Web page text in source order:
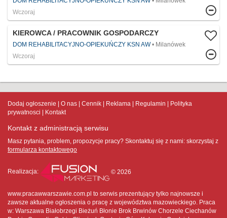
Wczoraj
KIEROWCA / PRACOWNIK GOSPODARCZY
DOM REHABILITACYJNO-OPIEKUŃCZY KSN AW
Milanówek
Wczoraj
Dodaj ogłoszenie O nas Cennik Reklama Regulamin
Polityka
prywatnosci
Kontakt
Kontakt z administracją serwisu
Masz pytania, problem, propozycje pracy? Skontaktuj się z nami: skorzystaj z
formularza kontaktowego
Realizacja: © 2026
www.pracawwarszawie.com.pl to serwis prezentujący tylko najnowsze i
zawsze aktualne ogłoszenia o pracę z województwa mazowieckiego. Praca
w: Warszawa Białobrzegi Bieżuń Błonie Brok Brwinów Chorzele Ciechanów